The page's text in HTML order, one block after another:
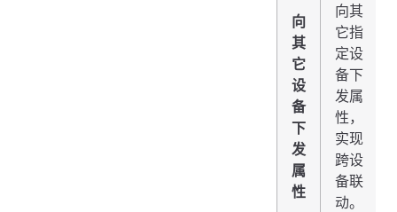
向
其
它
设
备
下
发
属
性
向其
它指
定设
备下
发属
性，
实现
跨设
备联
动。